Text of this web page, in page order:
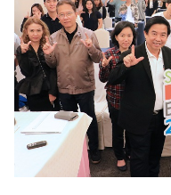
จัดงานแสดงสินค้าและอี
ติดต่อเรา
บริการของเรา
ประชาสัมพันธ์ผ่านสื่ออ
ผลงานของเรา